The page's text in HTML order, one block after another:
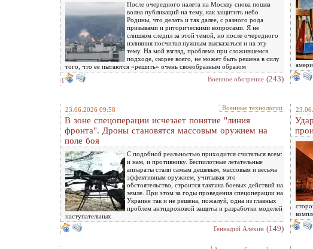
После очередного налета на Москву снова пошла
волна публикаций на тему, как защитить небо
Родины, что делать и так далее, с разного рода
призывами и риторическими вопросами. Я не
слишком следил за этой темой, но после очередного
излияния посчитал нужным высказаться и на эту
тему. На мой взгляд, проблема при сложившемся
подходе, скорее всего, не может быть решена в силу
того, что ее пытаются «решить» очень своеобразным образом
1
Военное обозрение (243)
23.06.2026 09:58 Военные технологии
В зоне спецоперации исчезает понятие "линия
фронта". Дроны становятся массовым оружием на
поле боя
С подобной реальностью приходится считаться всем:
и нам, и противнику. Беспилотные летательные
аппараты стали самым дешевым, массовым и весьма
эффективным оружием, учитывая это
обстоятельство, строится тактика боевых действий на
земле. При этом за годы проведения спецоперации на
Украине так и не решена, пожалуй, одна из главных
проблем антидроновой защиты и разработки моделей
наступательных
Геннадий Алёхин (149)